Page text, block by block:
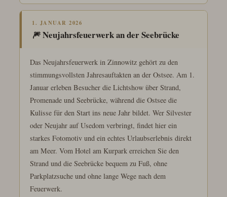
1. JANUAR 2026
🎆 Neujahrsfeuerwerk an der Seebrücke
Das Neujahrsfeuerwerk in Zinnowitz gehört zu den
stimmungsvollsten Jahresauftakten an der Ostsee. Am 1.
Januar erleben Besucher die Lichtshow über Strand,
Promenade und Seebrücke, während die Ostsee die
Kulisse für den Start ins neue Jahr bildet. Wer Silvester
oder Neujahr auf Usedom verbringt, findet hier ein
starkes Fotomotiv und ein echtes Urlaubserlebnis direkt
am Meer. Vom Hotel am Kurpark erreichen Sie den
Strand und die Seebrücke bequem zu Fuß, ohne
Parkplatzsuche und ohne lange Wege nach dem
Feuerwerk.